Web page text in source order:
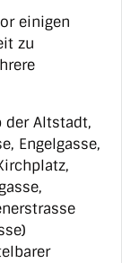
einigen
zu
der Altstadt,
Engelgasse,